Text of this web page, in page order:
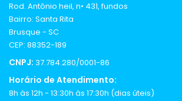
Rod. Antônio heil, n• 431, fundos
Bairro: Santa Rita
Brusque - SC
CEP: 88352-189
CNPJ: 37.784.280/0001-86
Horário de Atendimento:
8h às 12h - 13:30h às 17:30h (dias úteis)